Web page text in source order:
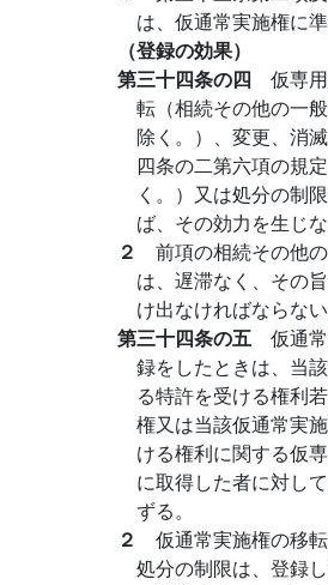
は、仮通常実施権に準
（登録の効果）
第三十四条の四 仮専
転（相続その他の一
除く。）、変更、消
四条の二第六項の規
く。）又は処分の制
ば、その効力を生じな
２ 前項の相続その他
は、遅滞なく、その
け出なければならない
第三十四条の五 仮通
録をしたときは、当
る特許を受ける権利
権又は当該仮通常実
ける権利に関する仮
に取得した者に対し
ずる。
２ 仮通常実施権の移
処分の制限は、登録